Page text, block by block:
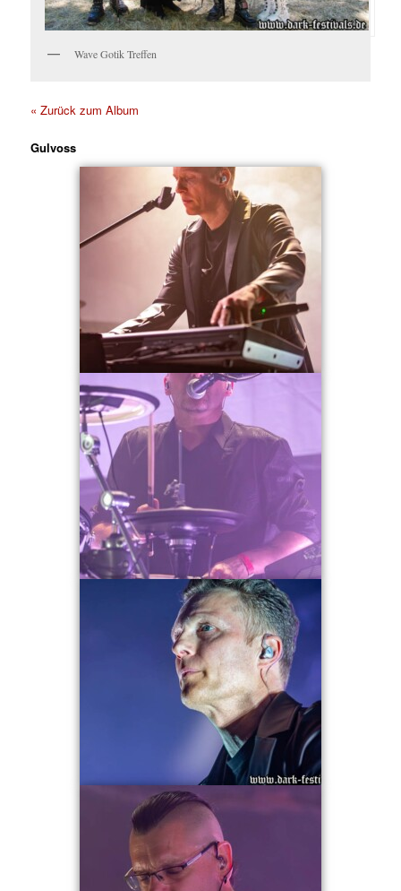
Wave Gotik Treffen
« Zurück zum Album
Gulvoss